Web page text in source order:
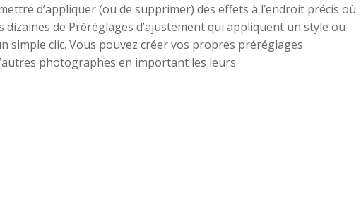
d’appliquer (ou de supprimer) des effets à l’endroit précis où
de Préréglages d’ajustement qui appliquent un style ou
simple clic. Vous pouvez créer vos propres préréglages
photographes en important les leurs.